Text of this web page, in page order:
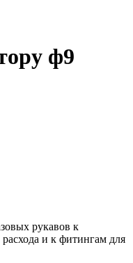
ф9
рукавов к
расхода и к фитингам для